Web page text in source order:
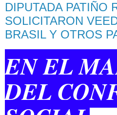
DIPUTADA PATIÑO
SOLICITARON
BRASIL Y OTROS
EN EL
DEL